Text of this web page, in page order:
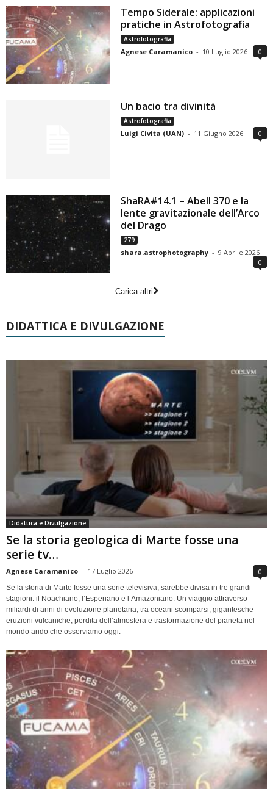
Tempo Siderale: applicazioni
pratiche in Astrofotografia
Astrofotografia
Agnese Caramanico - 10 Luglio 2026 0
Un bacio tra divinità
Astrofotografia
Luigi Civita (UAN) - 11 Giugno 2026 0
ShaRA#14.1 – Abell 370 e la
lente gravitazionale dell’Arco
del Drago
279
shara.astrophotography - 9 Aprile 2026
0
Carica altri
DIDATTICA E DIVULGAZIONE
Didattica e Divulgazione
Se la storia geologica di Marte fosse una
serie tv…
Agnese Caramanico - 17 Luglio 2026 0
Se la storia di Marte fosse una serie televisiva, sarebbe divisa in tre grandi
stagioni: il Noachiano, l’Esperiano e l’Amazoniano. Un viaggio attraverso
miliardi di anni di evoluzione planetaria, tra oceani scomparsi, gigantesche
eruzioni vulcaniche, perdita dell’atmosfera e trasformazione del pianeta nel
mondo arido che osserviamo oggi.